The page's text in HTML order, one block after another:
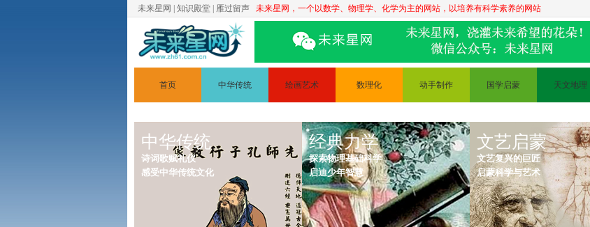
未来星网 知识殿堂 雁过留声
未来星网，一个以数学、物理学、化学为主的网站，以培养有科学素养的网站
首页 中华传统
道德讲堂
绘画艺术
人体素描
静物素描
绘画原理
数理化
物理
化学
电路
动手制作
手工制作
变废为宝
国学启蒙
古诗
弟子规
天文地理
地理知识
中华传统
诗词歌赋礼仪
感受中华传统文化
经典力学
探索物理基础科学
启迪少年智慧
文艺启蒙
文艺复兴的巨匠
启蒙科学与艺术